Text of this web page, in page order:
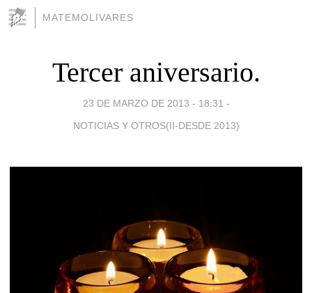
MATEMOLIVARES
Tercer aniversario.
23 DE MARZO DE 2013 - 18:31 -
NOTICIAS Y OTROS(II-DESDE 2013)